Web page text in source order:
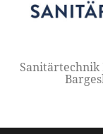
Sanitärtechnik